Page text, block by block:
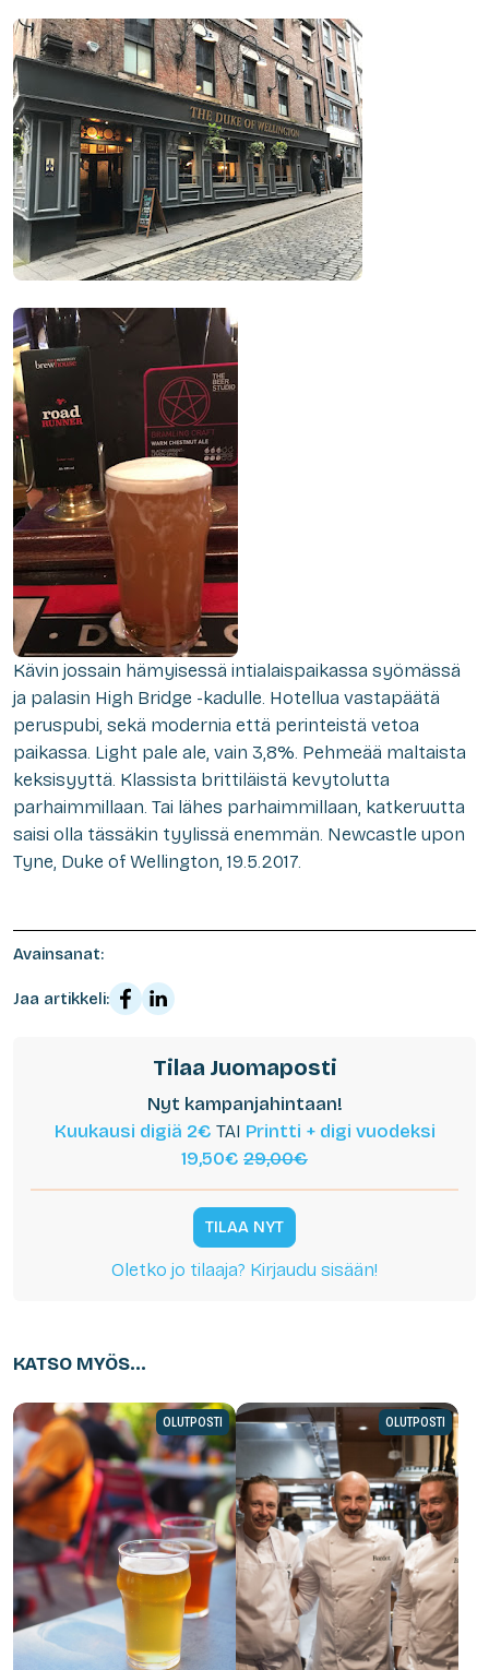
Kävin jossain hämyisessä intialaispaikassa syömässä
ja palasin High Bridge -kadulle. Hotellua vastapäätä
peruspubi, sekä modernia että perinteistä vetoa
paikassa. Light pale ale, vain 3,8%. Pehmeää maltaista
keksisyyttä. Klassista brittiläistä kevytolutta
parhaimmillaan. Tai lähes parhaimmillaan, katkeruutta
saisi olla tässäkin tyylissä enemmän. Newcastle upon
Tyne, Duke of Wellington, 19.5.2017.
Avainsanat:
Jaa artikkeli:
Tilaa Juomaposti
Nyt kampanjahintaan!
Kuukausi digiä 2€ TAI Printti + digi vuodeksi
19,50€ 29,00€
TILAA NYT
Oletko jo tilaaja? Kirjaudu sisään!
KATSO MYÖS...
OLUTPOSTI OLUTPOSTI